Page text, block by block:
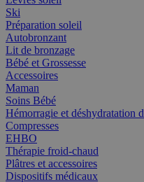
Ski
Préparation soleil
Autobronzant
Lit de bronzage
Bébé et Grossesse
Accessoires
Maman
Soins Bébé
Hémorragie et déshydratation
Compresses
EHBO
Thérapie froid-chaud
Plâtres et accessoires
Dispositifs médicaux